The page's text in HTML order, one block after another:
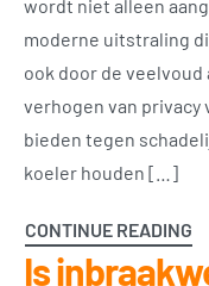
wordt niet alleen
moderne uitstraling
ook door de
verhogen van
bieden tegen
koeler houden […]
CONTINUE READING
Is